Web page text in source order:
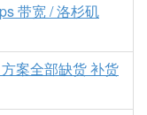
带宽 / 洛杉矶
案全部缺货 补货